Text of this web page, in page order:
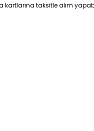
kartlarına taksitle alım